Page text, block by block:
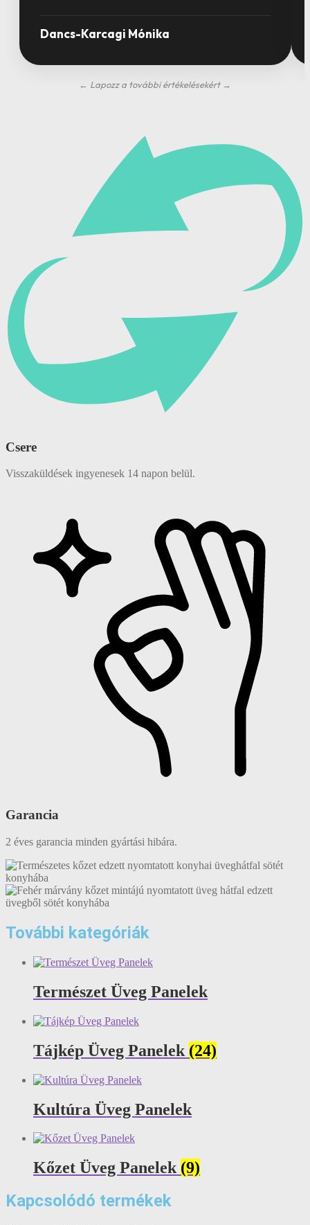
Dancs-Karcagi Mónika
← Lapozz a további értékelésekért →
Csere
Visszaküldések ingyenesek 14 napon belül.
Garancia
2 éves garancia minden gyártási hibára.
További kategóriák
Természet Üveg Panelek
Tájkép Üveg Panelek (24)
Kultúra Üveg Panelek
Kőzet Üveg Panelek (9)
Kapcsolódó termékek